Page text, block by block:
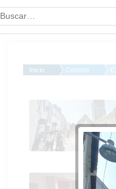
Palabra o frase:
Inicio Centros
Inmersión lingüística 6º:
Waterford (1)
Inmersión lingüística 6º: